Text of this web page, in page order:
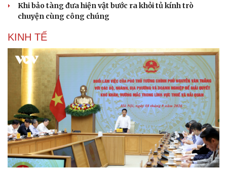
Khi bảo tàng đưa hiện vật bước ra khỏi tủ kính trò
chuyện cùng công chúng
KINH TẾ